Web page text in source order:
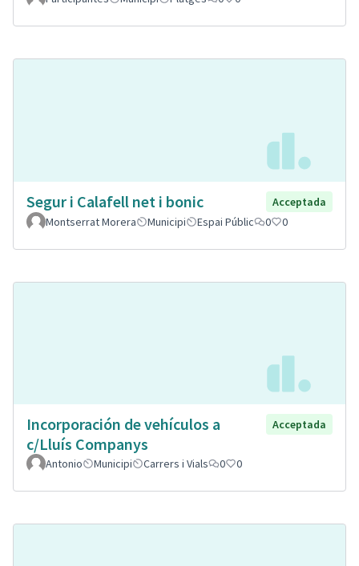
Segur i Calafell net i bonic
Acceptada
Montserrat Morera
Municipi Espai Públic 0 0
Incorporación de vehículos a
c/Lluís Companys
Acceptada
Antonio Municipi Carrers i Vials 0 0